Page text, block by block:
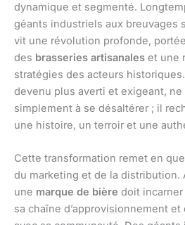
dynamique et segmenté.
géants industriels aux breuvages
vit une révolution profonde,
des brasseries artisanales et une
stratégies des acteurs
devenu plus averti et exigeant,
simplement à se désaltérer ; il
une histoire, un terroir et une
Cette transformation remet en
du marketing et de la distribution.
une marque de bière doit
sa chaîne d’approvisionnement